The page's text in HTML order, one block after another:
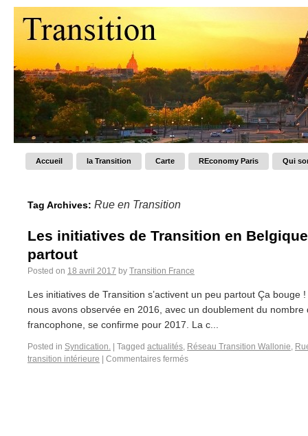
Accueil la Transition Carte REconomy Paris Qui
Tag Archives: Rue en Transition
Les initiatives de Transition en
partout
Posted on 18 avril 2017 by Transition France
Les initiatives de Transition s’activent un peu partout Ça bouge
nous avons observée en 2016, avec un doublement du nombre
francophone, se confirme pour 2017. La c...
Posted in Syndication. Tagged actualités, Réseau Transition Wallonie,
transition intérieure
Commentaires fermés